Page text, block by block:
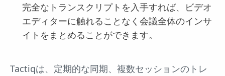
完全なトランスクリプトを入手すれば、ビデオ
エディターに触れることなく会議全体のインサ
イトをまとめることができます。
Tactiqは、定期的な同期、複数セッションのトレ